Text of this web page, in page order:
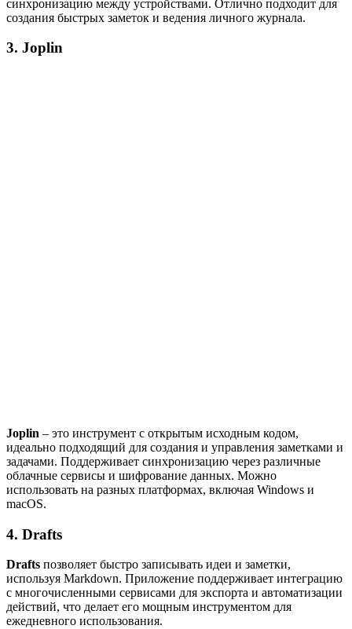
синхронизацию между устройствами. Отлично подходит для
создания быстрых заметок и ведения личного журнала.
3. Joplin
Joplin – это инструмент с открытым исходным кодом,
идеально подходящий для создания и управления заметками и
задачами. Поддерживает синхронизацию через различные
облачные сервисы и шифрование данных. Можно
использовать на разных платформах, включая Windows и
macOS.
4. Drafts
Drafts позволяет быстро записывать идеи и заметки,
используя Markdown. Приложение поддерживает интеграцию
с многочисленными сервисами для экспорта и автоматизации
действий, что делает его мощным инструментом для
ежедневного использования.